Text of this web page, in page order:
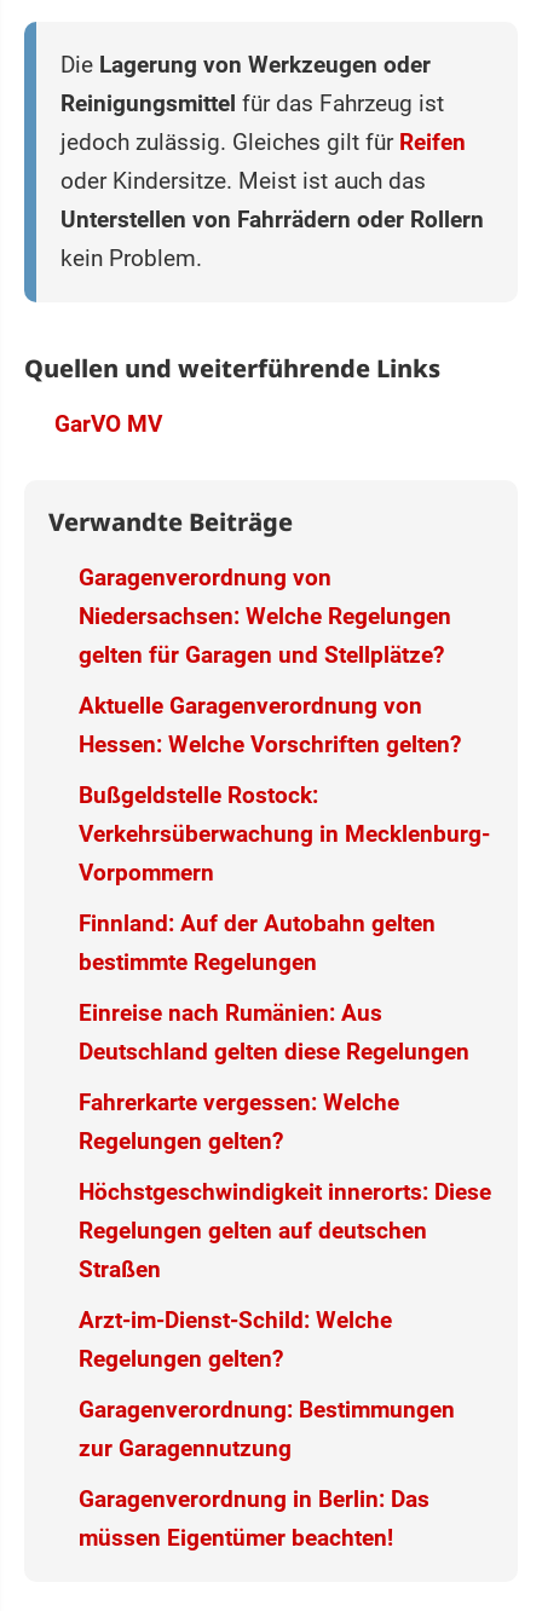
Die Lagerung von Werkzeugen oder
Reinigungsmittel für das Fahrzeug ist
jedoch zulässig. Gleiches gilt für Reifen
oder Kindersitze. Meist ist auch das
Unterstellen von Fahrrädern oder Rollern
kein Problem.
Quellen und weiterführende Links
GarVO MV
Verwandte Beiträge
Garagenverordnung von
Niedersachsen: Welche Regelungen
gelten für Garagen und Stellplätze?
Aktuelle Garagenverordnung von
Hessen: Welche Vorschriften gelten?
Bußgeldstelle Rostock:
Verkehrsüberwachung in Mecklenburg-
Vorpommern
Finnland: Auf der Autobahn gelten
bestimmte Regelungen
Einreise nach Rumänien: Aus
Deutschland gelten diese Regelungen
Fahrerkarte vergessen: Welche
Regelungen gelten?
Höchstgeschwindigkeit innerorts: Diese
Regelungen gelten auf deutschen
Straßen
Arzt-im-Dienst-Schild: Welche
Regelungen gelten?
Garagenverordnung: Bestimmungen
zur Garagennutzung
Garagenverordnung in Berlin: Das
müssen Eigentümer beachten!